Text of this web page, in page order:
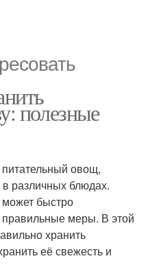
полезные
овощ,
различных блюдах.
быстро
правильные меры. В этой
хранить
её свежесть и